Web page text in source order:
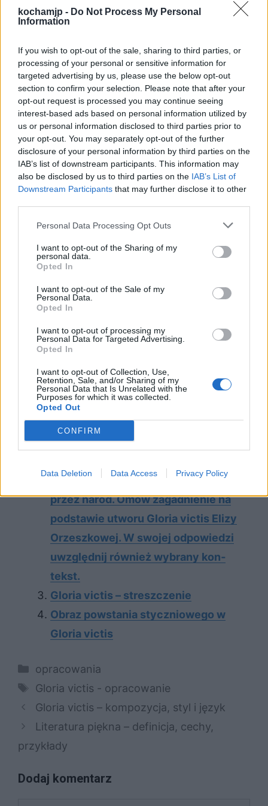
kochamjp - Do Not Process My Personal
Information
If you wish to opt-out of the sale, sharing to third parties, or
processing of your personal or sensitive information for
targeted advertising by us, please use the below opt-out
section to confirm your selection. Please note that after your
opt-out request is processed you may continue seeing
interest-based ads based on personal information utilized by
us or personal information disclosed to third parties prior to
your opt-out. You may separately opt-out of the further
disclosure of your personal information by third parties on the
IAB’s list of downstream participants. This information may
also be disclosed by us to third parties on the IAB’s List of
Downstream Participants that may further disclose it to other
Personal Data Processing Opt Outs
I want to opt-out of the Sharing of my
personal data.
Opted In
I want to opt-out of the Sale of my
Personal Data.
Opted In
I want to opt-out of processing my
Personal Data for Targeted Advertising.
Opted In
I want to opt-out of Collection, Use,
Retention, Sale, and/or Sharing of my
Personal Data that Is Unrelated with the
Purposes for which it was collected.
Opted Out
CONFIRM
Data Deletion Data Access Privacy Policy
Problematyka noweli Orzeszkowej ma zatem
przesłanie dydaktyczne i jej celem jest
wpojenie kolejnym czytelnikom wybranej
przez Orzeszkową wizji tego, jak powinna w
społeczeństwie funkcjonować pamięć o
poległych powstańcach.
Poruszona została też problematyka walki.
Orzeszkowa stworzyła postać Mariana
Tarłowskiego, młodego człowieka, który nie
uważał walki za słuszne rozwiązanie. W
przekonania i stanął na polu bitwy, by ją
uwolnić. W ten sposób Orzeszkowa
pokazuje, że walka była patriotycznym
obowiązkiem każdego obywatela.
Sprawdź także:
Po­sta­wy od­wa­gi i tchó­rzo­stwa. Omów
za­gad­nie­nie na pod­sta­wie Po­to­pu
Hen­ry­ka Sien­kie­wi­cza. W swo­jej od­
po­wie­dzi uwzględ­nij rów­nież wy­bra­ny
Mo­tyw bo­ha­te­rów za­po­mnia­nych
przez na­ród. Omów za­gad­nie­nie na
pod­sta­wie utwo­ru Glo­ria vic­tis Eli­zy
Orzesz­ko­wej. W swo­jej od­po­wie­dzi
uwzględ­nij rów­nież wy­bra­ny kon­
tekst.
Gloria victis – streszczenie
Obraz powstania styczniowego w
Gloria victis
Kategorie
opracowania
Tagi
Gloria victis - opracowanie
Gloria victis – kompozycja, styl i język
Literatura piękna – definicja, cechy,
przykłady
Dodaj komentarz